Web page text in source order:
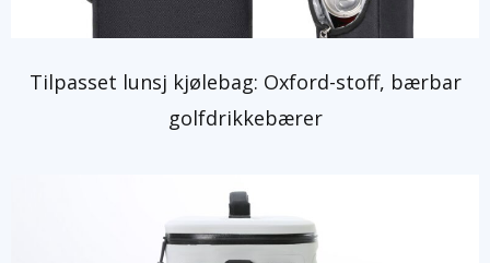
Tilpasset lunsj kjølebag: Oxford-stoff, bærbar
golfdrikkebærer